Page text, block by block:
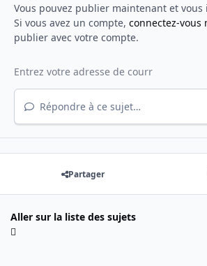
Vous pouvez publier maintenant et
Si vous avez un compte, connectez-vous
publier avec votre compte.
Répondre à ce sujet…
Partager
Aller sur la liste des sujets